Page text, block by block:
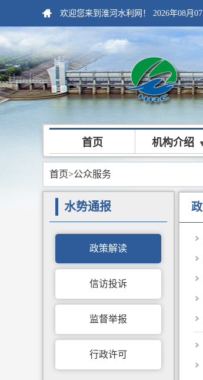
欢迎您来到淮河水利网！ 2026年08月07
首页 机构介绍
首页>公众服务
水势通报
政策解读
信访投诉
监督举报
行政许可